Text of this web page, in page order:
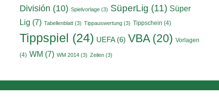
División (10) Spielvorlage (3) SüperLig (11) Süper
Lig (7) Tabellenblatt (3) Tippauswertung (3) Tippschein (4)
Tippspiel (24) UEFA(6) VBA(20) Vorlagen
(4) WM (7) WM 2014 (3) Zeilen (3)